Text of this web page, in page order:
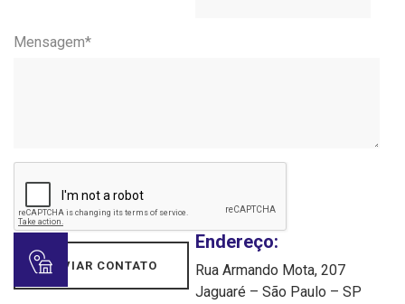
Mensagem*
Endereço:
Rua Armando Mota, 207
Jaguaré – São Paulo – SP